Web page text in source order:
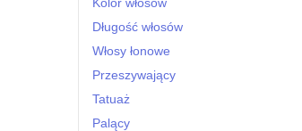
Długość włosów
Włosy łonowe
Przeszywający
Tatuaż
Palący